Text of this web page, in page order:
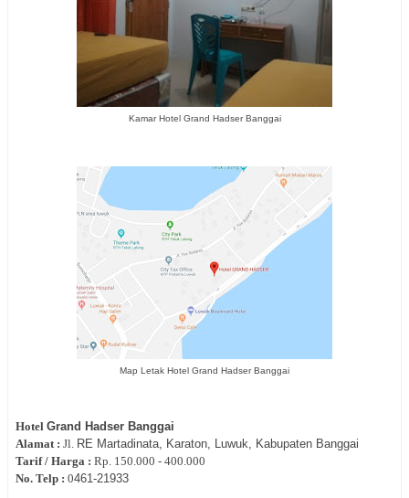
Kamar Hotel Grand Hadser Banggai
Map Letak Hotel Grand Hadser Banggai
Hotel Grand Hadser Banggai
Alamat : Jl. RE Martadinata, Karaton, Luwuk, Kabupaten Banggai
Tarif / Harga : Rp. 150.000 - 400.000
No. Telp : 0461-21933